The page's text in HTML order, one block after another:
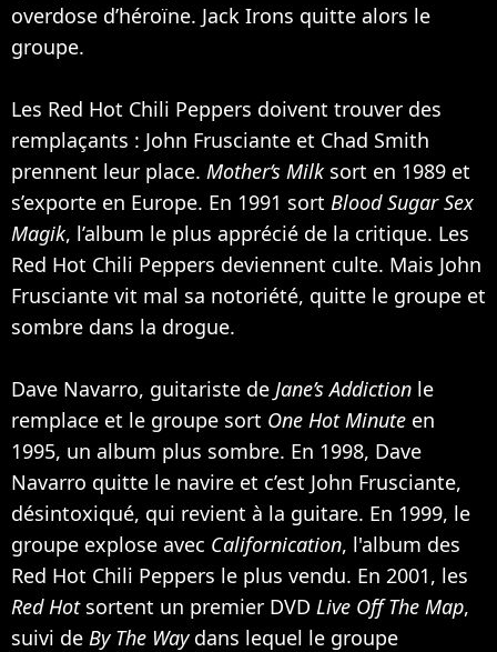
overdose d’héroïne. Jack Irons quitte alors le
groupe.
Les Red Hot Chili Peppers doivent trouver des
remplaçants : John Frusciante et Chad Smith
prennent leur place. Mother‘s Milk sort en 1989 et
s’exporte en Europe. En 1991 sort Blood Sugar Sex
Magik, l’album le plus apprécié de la critique. Les
Red Hot Chili Peppers deviennent culte. Mais John
Frusciante vit mal sa notoriété, quitte le groupe et
sombre dans la drogue.
Dave Navarro, guitariste de Jane’s Addiction le
remplace et le groupe sort One Hot Minute en
1995, un album plus sombre. En 1998, Dave
Navarro quitte le navire et c’est John Frusciante,
désintoxiqué, qui revient à la guitare. En 1999, le
groupe explose avec Californication, l'album des
Red Hot Chili Peppers le plus vendu. En 2001, les
Red Hot sortent un premier DVD Live Off The Map,
suivi de By The Way dans lequel le groupe